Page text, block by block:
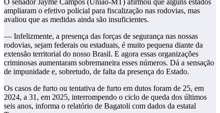
O senador Jayme Campos (União-MT) afirmou que alguns estados
ampliaram o efetivo policial para fiscalização nas rodovias, mas
avaliou que as medidas ainda são insuficientes.
— Infelizmente, a presença das forças de segurança nas nossas
rodovias, sejam federais ou estaduais, é muito pequena diante da
extensão territorial do nosso Brasil. E agora essas organizações
criminosas aumentaram sobremaneira esses números. Dá a sensação
de impunidade e, sobretudo, de falta da presença do Estado.
Os casos de furto ou tentativa de furto em dutos foram de 25, em
2024, a 31, em 2025, interrompendo o ciclo de queda dos últimos
seis anos, informa o relatório de Bagatoli com dados da estatal